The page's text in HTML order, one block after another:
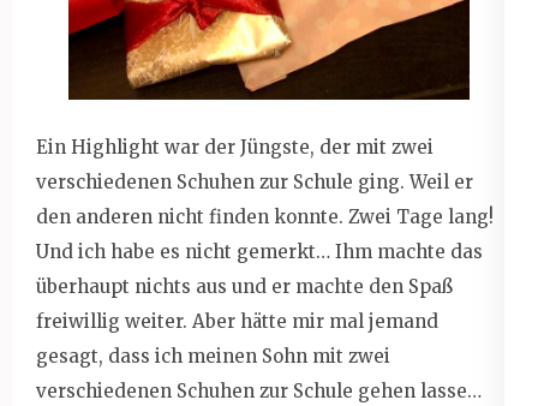
Ein Highlight war der Jüngste, der mit zwei
verschiedenen Schuhen zur Schule ging. Weil er
den anderen nicht finden konnte. Zwei Tage lang!
Und ich habe es nicht gemerkt… Ihm machte das
überhaupt nichts aus und er machte den Spaß
freiwillig weiter. Aber hätte mir mal jemand
gesagt, dass ich meinen Sohn mit zwei
verschiedenen Schuhen zur Schule gehen lasse…